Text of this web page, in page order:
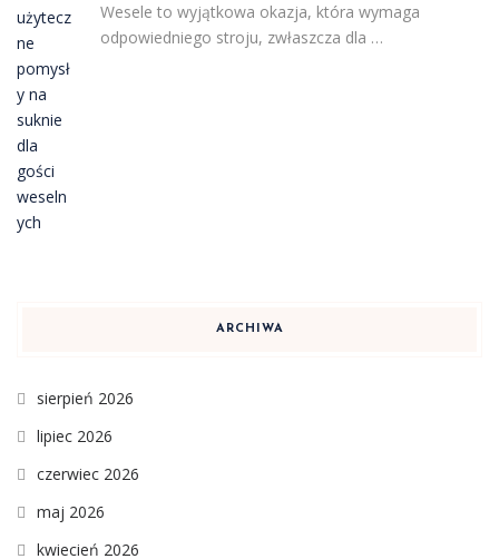
Wesele to wyjątkowa okazja, która wymaga
odpowiedniego stroju, zwłaszcza dla …
ARCHIWA
sierpień 2026
lipiec 2026
czerwiec 2026
maj 2026
kwiecień 2026